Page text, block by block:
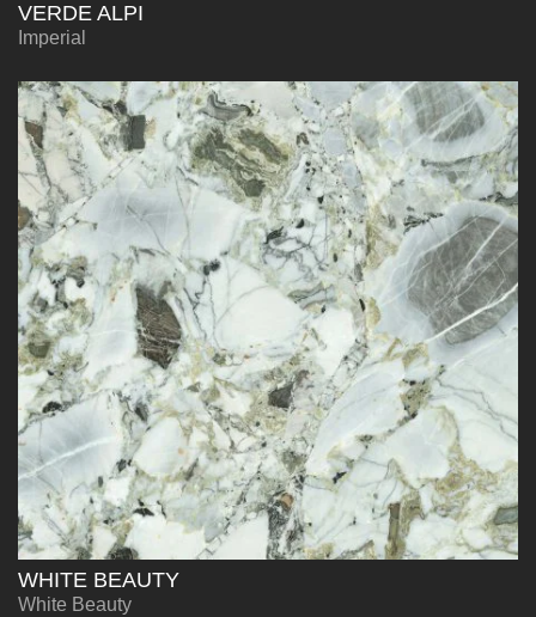
VERDE ALPI
Imperial
WHITE BEAUTY
White Beauty